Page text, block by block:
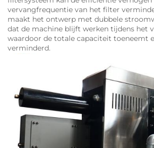
vervangfrequentie van het filter
maakt het ontwerp met dubbele
dat de machine blijft werken tijdens het
waardoor de totale capaciteit toeneemt
verminderd.